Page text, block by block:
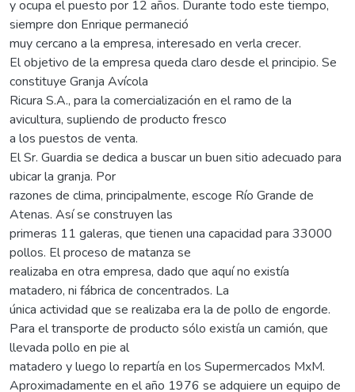
y ocupa el puesto por 12 años. Durante todo este tiempo,
siempre don Enrique permaneció
muy cercano a la empresa, interesado en verla crecer.
El objetivo de la empresa queda claro desde el principio. Se
constituye Granja Avícola
Ricura S.A., para la comercialización en el ramo de la
avicultura, supliendo de producto fresco
a los puestos de venta.
El Sr. Guardia se dedica a buscar un buen sitio adecuado para
ubicar la granja. Por
razones de clima, principalmente, escoge Río Grande de
Atenas. Así se construyen las
primeras 11 galeras, que tienen una capacidad para 33000
pollos. El proceso de matanza se
realizaba en otra empresa, dado que aquí no existía
matadero, ni fábrica de concentrados. La
única actividad que se realizaba era la de pollo de engorde.
Para el transporte de producto sólo existía un camión, que
llevada pollo en pie al
matadero y luego lo repartía en los Supermercados MxM.
Aproximadamente en el año 1976 se adquiere un equipo de